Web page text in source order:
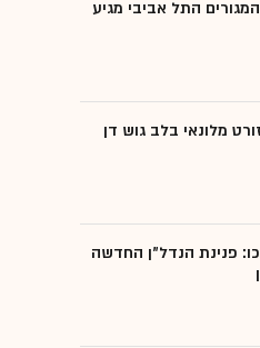
התל אביבי מגיע
מלונאי בלב גוש דן
פנינת הנדל"ן החדשה